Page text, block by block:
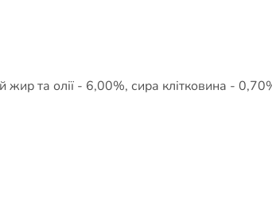
та олії - 6,00%, сира клітковина -